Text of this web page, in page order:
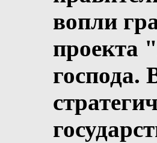
вопли
проекта
господа.